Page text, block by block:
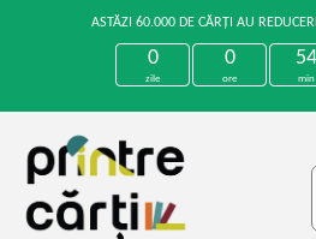
ASTĂZI 60.000 DE CĂRȚI AU
0
zile
0
ore
54
min